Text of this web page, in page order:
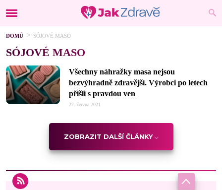
DOMŮ SÓJOVÉ MASO
SÓJOVÉ MASO
Všechny náhražky masa nejsou
bezvýhradně zdravější. Výrobci po letech
přišli s pravdou ven
27. června 2021
ZOBRAZIT DALŠÍ ČLÁNKY